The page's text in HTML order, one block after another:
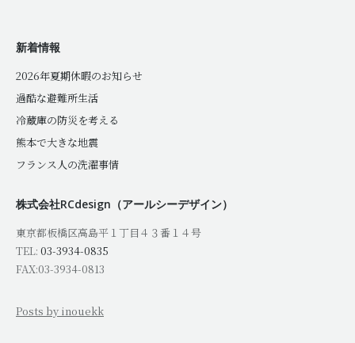
新着情報
2026年夏期休暇のお知らせ
過酷な避難所生活
冷蔵庫の防災を考える
熊本で大きな地震
フランス人の洗濯事情
株式会社RCdesign（アールシーデザイン）
東京都板橋区高島平１丁目４３番１４号
TEL: 03-3934-0835
FAX:03-3934-0813
Posts by inouekk